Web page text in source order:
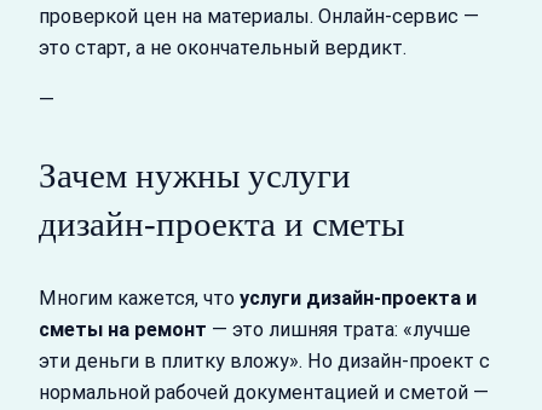
проверкой цен на материалы. Онлайн‑сервис —
это старт, а не окончательный вердикт.
—
Зачем нужны услуги
дизайн‑проекта и сметы
Многим кажется, что услуги дизайн-проекта и
сметы на ремонт — это лишняя трата: «лучше
эти деньги в плитку вложу». Но дизайн‑проект с
нормальной рабочей документацией и сметой —